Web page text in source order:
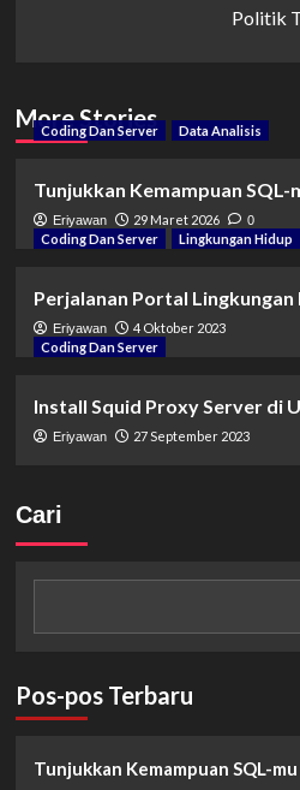
Politik
More Stories
Coding Dan Server Data Analisis
Tunjukkan Kemampuan SQL-
Eriyawan 29 Maret 2026 0
Coding Dan Server Lingkungan Hidup
Perjalanan Portal
Eriyawan
4 Oktober 2023
Coding Dan Server
Install Squid Proxy Server di
Eriyawan 27 September 2023
Cari
Pos-pos Terbaru
Tunjukkan Kemampuan SQL-